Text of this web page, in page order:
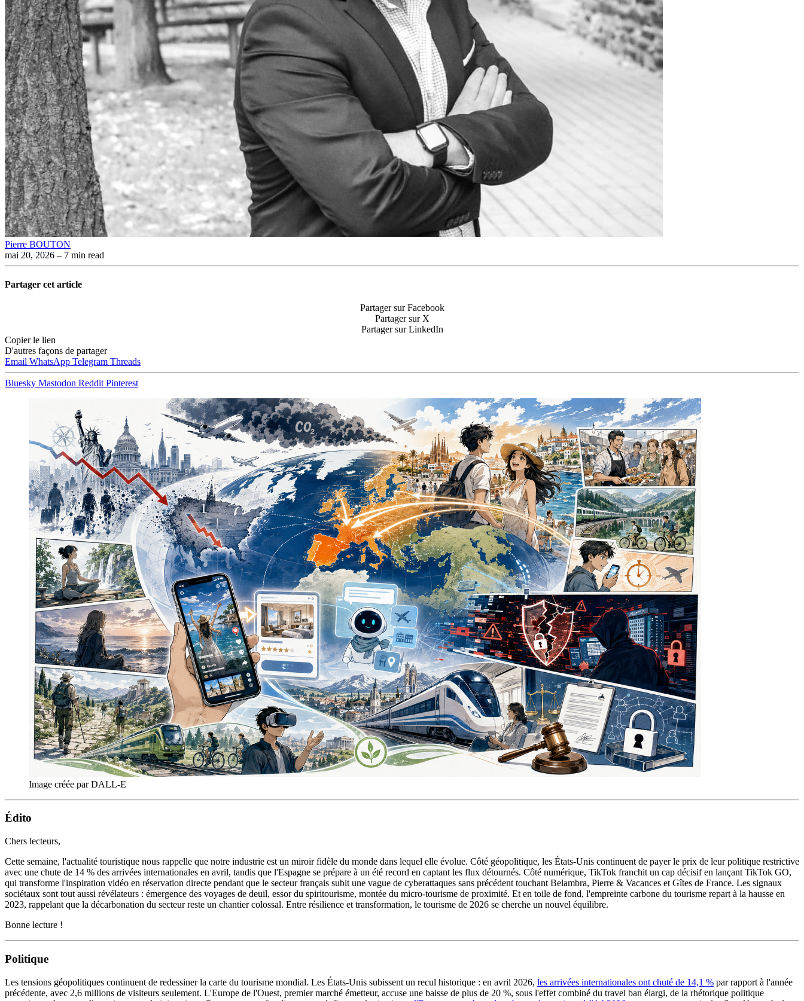
Pierre BOUTON
mai 20, 2026 – 7 min read
Partager cet article
Partager sur Facebook
Partager sur X
Partager sur LinkedIn
Copier le lien
D'autres façons de partager
Email WhatsApp Telegram Threads
Bluesky Mastodon Reddit Pinterest
Image créée par DALL-E
Édito
Chers lecteurs,
Cette semaine, l'actualité touristique nous rappelle que notre industrie est un miroir fidèle du monde dans lequel elle évolue. Côté géopolitique, les États-Unis continuent de payer le prix de leur politique restrictive
avec une chute de 14 % des arrivées internationales en avril, tandis que l'Espagne se prépare à un été record en captant les flux détournés. Côté numérique, TikTok franchit un cap décisif en lançant TikTok GO,
qui transforme l'inspiration vidéo en réservation directe pendant que le secteur français subit une vague de cyberattaques sans précédent touchant Belambra, Pierre & Vacances et Gîtes de France. Les signaux
sociétaux sont tout aussi révélateurs : émergence des voyages de deuil, essor du spiritourisme, montée du micro-tourisme de proximité. Et en toile de fond, l'empreinte carbone du tourisme repart à la hausse en
2023, rappelant que la décarbonation du secteur reste un chantier colossal. Entre résilience et transformation, le tourisme de 2026 se cherche un nouvel équilibre.
Bonne lecture !
Politique
Les tensions géopolitiques continuent de redessiner la carte du tourisme mondial. Les États-Unis subissent un recul historique : en avril 2026, les arrivées internationales ont chuté de 14,1 % par rapport à l'année
précédente, avec 2,6 millions de visiteurs seulement. L'Europe de l'Ouest, premier marché émetteur, accuse une baisse de plus de 20 %, sous l'effet combiné du travel ban élargi, de la rhétorique politique